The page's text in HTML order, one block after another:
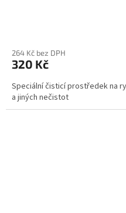
264 Kč bez DPH
320 Kč
Speciální čisticí prostředek na
a jiných nečistot